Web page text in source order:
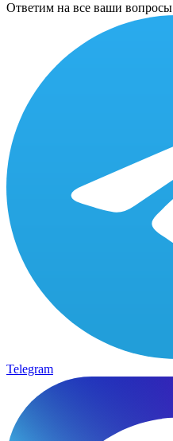
Ответим на все ваши вопросы
Telegram